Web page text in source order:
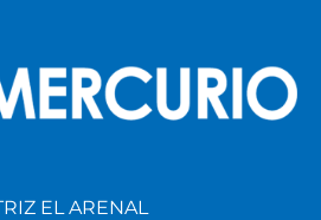
EL ARENAL